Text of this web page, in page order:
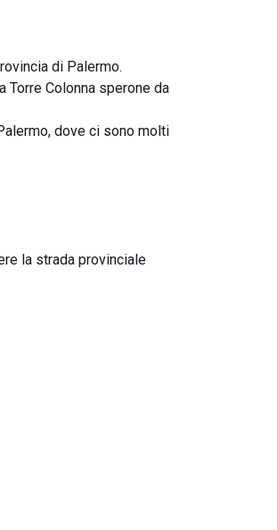
di Palermo.
Torre Colonna sperone da
dove ci sono molti
la strada provinciale